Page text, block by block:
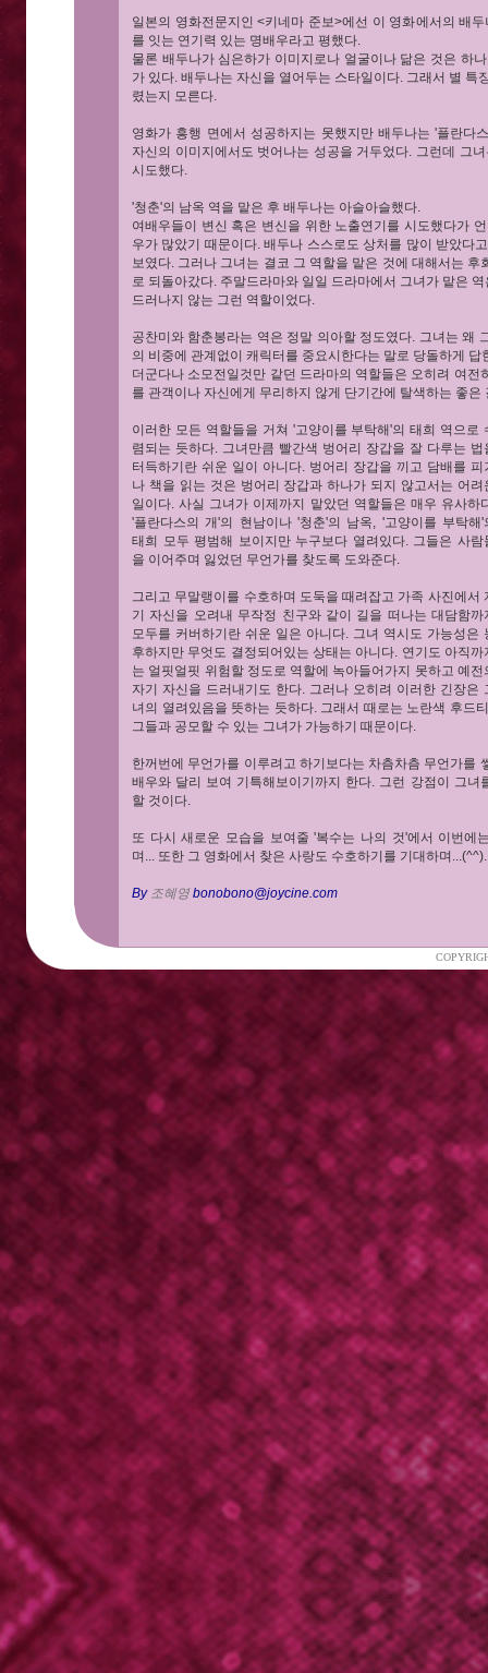
일본의 영화전문지인 <키네마 준보>에선 이 영화에서의 배
를 잇는 연기력 있는 명배우라고 평했다.
물론 배두나가 심은하가 이미지로나 얼굴이나 닮은 것은 하
가 있다. 배두나는 자신을 열어두는 스타일이다. 그래서 별 특
렸는지 모른다.
영화가 흥행 면에서 성공하지는 못했지만 배두나는 '플란다
자신의 이미지에서도 벗어나는 성공을 거두었다. 그런데 그
시도했다.
'청춘'의 남옥 역을 맡은 후 배두나는 아슬아슬했다.
여배우들이 변신 혹은 변신을 위한 노출연기를 시도했다가
우가 많았기 때문이다. 배두나 스스로도 상처를 많이 받았다
보였다. 그러나 그녀는 결코 그 역할을 맡은 것에 대해서는
로 되돌아갔다. 주말드라마와 일일 드라마에서 그녀가 맡은
드러나지 않는 그런 역할이었다.
공찬미와 함춘봉라는 역은 정말 의아할 정도였다. 그녀는 왜
의 비중에 관계없이 캐릭터를 중요시한다는 말로 당돌하게 답
더군다나 소모전일것만 같던 드라마의 역할들은 오히려 여
를 관객이나 자신에게 무리하지 않게 단기간에 탈색하는 좋은
이러한 모든 역할들을 거쳐 '고양이를 부탁해'의 태희 역으로
렴되는 듯하다. 그녀만큼 빨간색 벙어리 장갑을 잘 다루는 법
터득하기란 쉬운 일이 아니다. 벙어리 장갑을 끼고 담배를 피
나 책을 읽는 것은 벙어리 장갑과 하나가 되지 않고서는 어려
일이다. 사실 그녀가 이제까지 맡았던 역할들은 매우 유사하
'플란다스의 개'의 현남이나 '청춘'의 남옥, '고양이를 부탁해'
태희 모두 평범해 보이지만 누구보다 열려있다. 그들은 사람
을 이어주며 잃었던 무언가를 찾도록 도와준다.
그리고 무말랭이를 수호하며 도둑을 때려잡고 가족 사진에서
기 자신을 오려내 무작정 친구와 같이 길을 떠나는 대담함까
모두를 커버하기란 쉬운 일은 아니다. 그녀 역시도 가능성은
후하지만 무엇도 결정되어있는 상태는 아니다. 연기도 아직까
는 얼핏얼핏 위험할 정도로 역할에 녹아들어가지 못하고 예전
자기 자신을 드러내기도 한다. 그러나 오히려 이러한 긴장은
녀의 열려있음을 뜻하는 듯하다. 그래서 때로는 노란색 후드
그들과 공모할 수 있는 그녀가 가능하기 때문이다.
한꺼번에 무언가를 이루려고 하기보다는 차츰차츰 무언가를
배우와 달리 보여 기특해보이기까지 한다. 그런 강점이 그녀
할 것이다.
또 다시 새로운 모습을 보여줄 '복수는 나의 것'에서 이번에
며... 또한 그 영화에서 찾은 사랑도 수호하기를 기대하며...(^^).
By 조혜영bonobono@joycine.com